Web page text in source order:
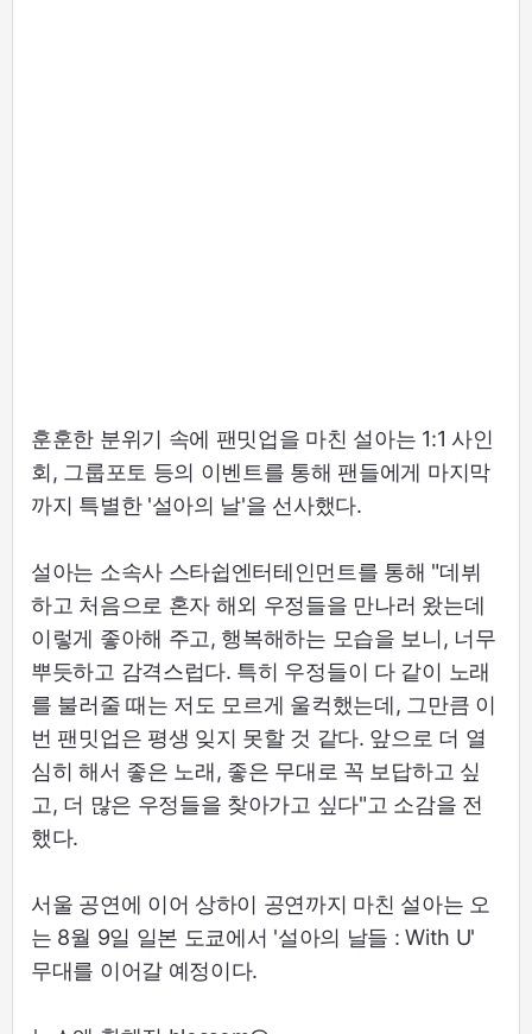
훈훈한 분위기 속에 팬밋업을 마친 설아는 1:1 사인
회, 그룹포토 등의 이벤트를 통해 팬들에게 마지막
까지 특별한 '설아의 날'을 선사했다.
설아는 소속사 스타쉽엔터테인먼트를 통해 "데뷔
하고 처음으로 혼자 해외 우정들을 만나러 왔는데
이렇게 좋아해 주고, 행복해하는 모습을 보니, 너무
뿌듯하고 감격스럽다. 특히 우정들이 다 같이 노래
를 불러줄 때는 저도 모르게 울컥했는데, 그만큼 이
번 팬밋업은 평생 잊지 못할 것 같다. 앞으로 더 열
심히 해서 좋은 노래, 좋은 무대로 꼭 보답하고 싶
고, 더 많은 우정들을 찾아가고 싶다"고 소감을 전
했다.
서울 공연에 이어 상하이 공연까지 마친 설아는 오
는 8월 9일 일본 도쿄에서 '설아의 날들 : With U'
무대를 이어갈 예정이다.